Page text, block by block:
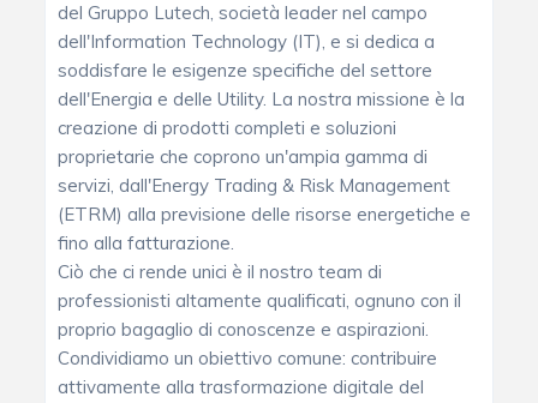
del Gruppo Lutech, società leader nel campo
dell'Information Technology (IT), e si dedica a
soddisfare le esigenze specifiche del settore
dell'Energia e delle Utility. La nostra missione è la
creazione di prodotti completi e soluzioni
proprietarie che coprono un'ampia gamma di
servizi, dall'Energy Trading & Risk Management
(ETRM) alla previsione delle risorse energetiche e
fino alla fatturazione.
Ciò che ci rende unici è il nostro team di
professionisti altamente qualificati, ognuno con il
proprio bagaglio di conoscenze e aspirazioni.
Condividiamo un obiettivo comune: contribuire
attivamente alla trasformazione digitale del